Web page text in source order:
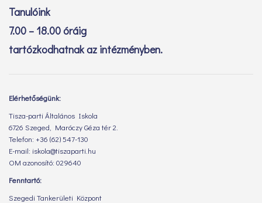
Tanulóink
7.00 – 18.00 óráig
tartózkodhatnak az intézményben.
Elérhetőségünk:
Tisza-parti Általános Iskola
6726 Szeged, Maróczy Géza tér 2.
Telefon: +36 (62) 547-130
E-mail: iskola@tiszaparti.hu
OM azonosító: 029640
Fenntartó:
Szegedi Tankerületi Központ